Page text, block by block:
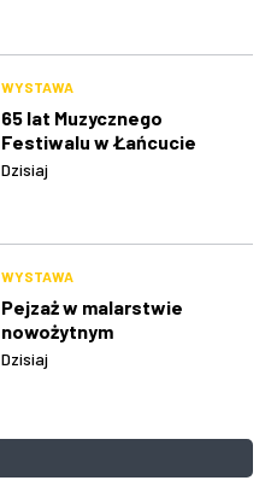
WYSTAWA
65 lat Muzycznego
Festiwalu w Łańcucie
Dzisiaj
WYSTAWA
Pejzaż w malarstwie
nowożytnym
Dzisiaj